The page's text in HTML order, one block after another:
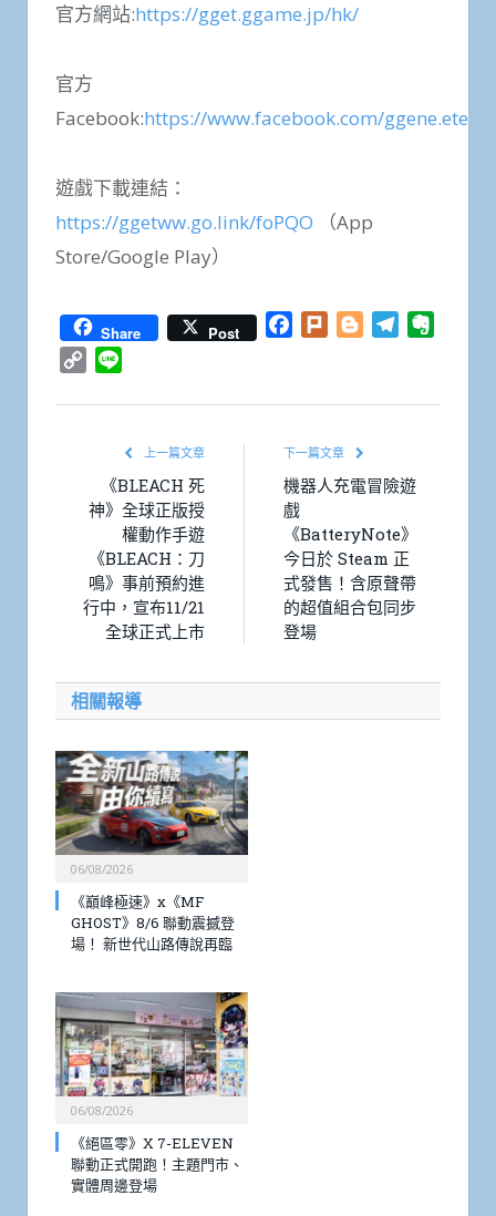
官方網站:https://gget.ggame.jp/hk/
官方
Facebook:https://www.facebook.com/
遊戲下載連結：
https://ggetww.go.link/foPQO （App
Store/Google Play）
Share Post Facebook
Plurk BloggerTelegram
Copy
上一篇文章
《BLEACH 死
神》全球正版授
權動作手遊
《BLEACH：刀
鳴》事前預約進
行中，宣布11/21
全球正式上市
下一篇文章
機器人充電冒險遊
戲
《BatteryNote》
今日於 Steam 正
式發售！含原聲帶
的超值組合包同步
登場
相關報導
06/08/2026
《巔峰極速》x《MF
GHOST》8/6 聯動震撼登
場！ 新世代山路傳說再臨
06/08/2026
《絕區零》X 7-ELEVEN
聯動正式開跑！主題門市、
實體周邊登場